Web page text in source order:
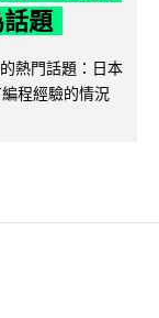
題
熱門話題：日本
程經驗的情況